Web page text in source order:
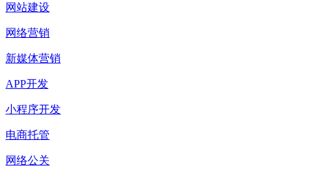
网站建设
网络营销
新媒体营销
APP开发
小程序开发
电商托管
网络公关